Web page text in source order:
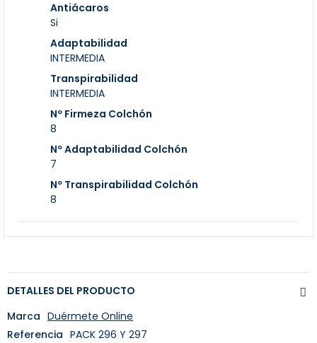
Antiácaros
Si
Adaptabilidad
INTERMEDIA
Transpirabilidad
INTERMEDIA
Nº Firmeza Colchón
8
Nº Adaptabilidad Colchón
7
Nº Transpirabilidad Colchón
8
DETALLES DEL PRODUCTO
Marca Duérmete Online
Referencia PACK 296 Y 297